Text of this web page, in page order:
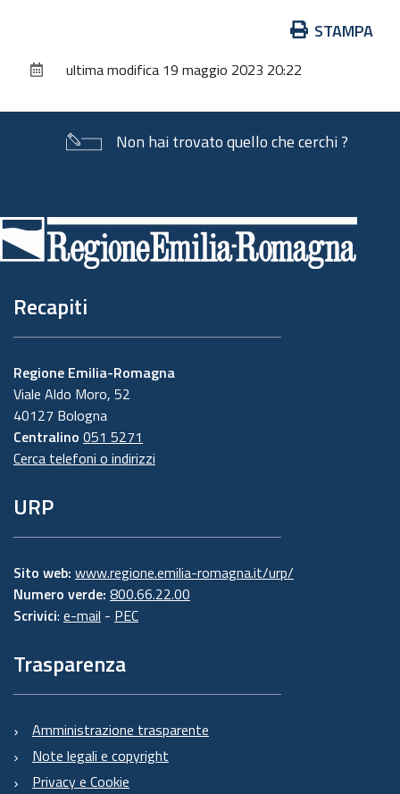
documento
STAMPA
ultima modifica 19 maggio 2023 20:22
Non hai trovato quello che cerchi ?
di
pagina
Recapiti
Regione Emilia-Romagna
Viale Aldo Moro, 52
40127 Bologna
Centralino 051 5271
Cerca telefoni o indirizzi
URP
Sito web: www.regione.emilia-romagna.it/urp/
Numero verde: 800.66.22.00
Scrivici: e-mail - PEC
Trasparenza
Amministrazione trasparente
Note legali e copyright
Privacy e Cookie